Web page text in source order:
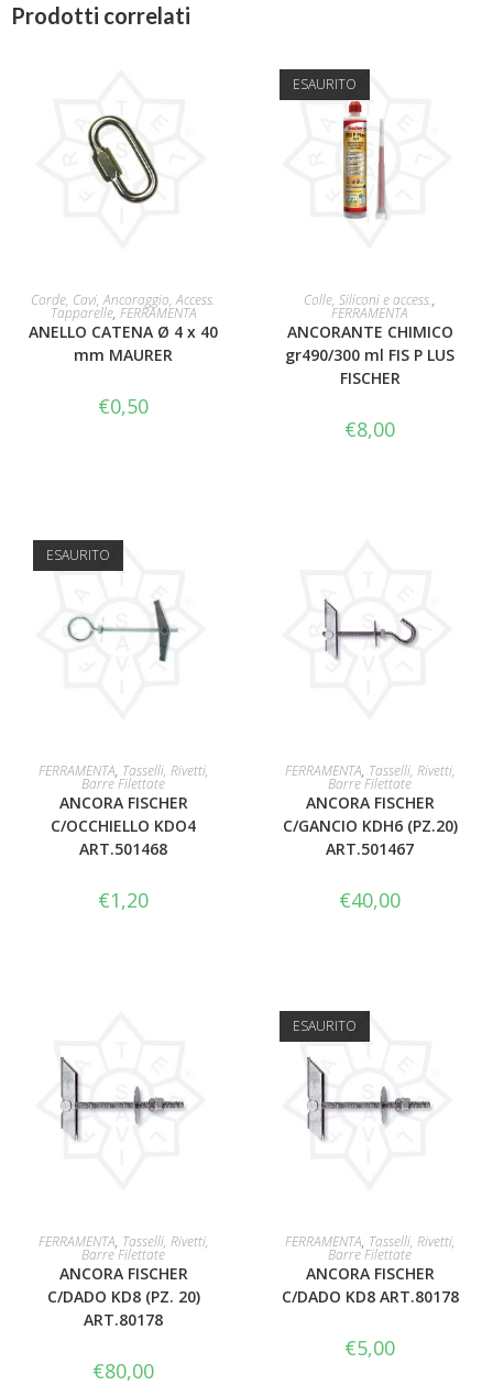
Prodotti correlati
AGGIUNGI AL CARRELLO
Corde, Cavi, Ancoraggio, Access.
Tapparelle, FERRAMENTA
ANELLO CATENA Ø 4 x 40
mm MAURER
€0,50
ESAURITO
LEGGI TUTTO
Colle, Siliconi e access.,
FERRAMENTA
ANCORANTE CHIMICO
gr490/300 ml FIS P LUS
FISCHER
€8,00
ESAURITO
LEGGI TUTTO
FERRAMENTA, Tasselli, Rivetti,
Barre Filettate
ANCORA FISCHER
C/OCCHIELLO KDO4
ART.501468
€1,20
AGGIUNGI AL CARRELLO
FERRAMENTA, Tasselli, Rivetti,
Barre Filettate
ANCORA FISCHER
C/GANCIO KDH6 (PZ.20)
ART.501467
€40,00
AGGIUNGI AL CARRELLO
FERRAMENTA, Tasselli, Rivetti,
Barre Filettate
ANCORA FISCHER
C/DADO KD8 (PZ. 20)
ART.80178
€80,00
ESAURITO
LEGGI TUTTO
FERRAMENTA, Tasselli, Rivetti,
Barre Filettate
ANCORA FISCHER
C/DADO KD8 ART.80178
€5,00